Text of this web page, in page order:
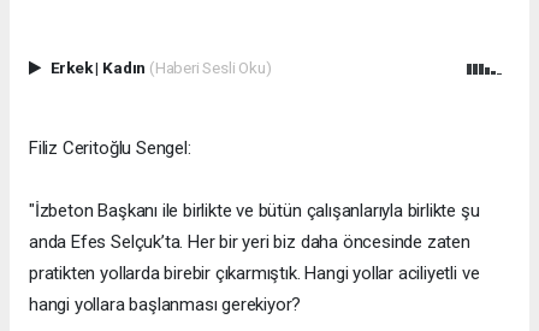
Erkek| Kadın (Haberi Sesli Oku)
​Filiz Ceritoğlu Sengel:
"İzbeton Başkanı ile birlikte ve bütün çalışanlarıyla birlikte şu
anda Efes Selçuk’ta. Her bir yeri biz daha öncesinde zaten
pratikten yollarda birebir çıkarmıştık. Hangi yollar aciliyetli ve
hangi yollara başlanması gerekiyor?